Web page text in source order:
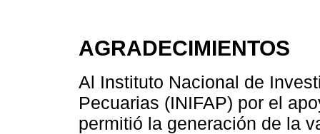
AGRADECIMIENTOS
Al Instituto Nacional de
Pecuarias (INIFAP) por el
permitió la generación de la